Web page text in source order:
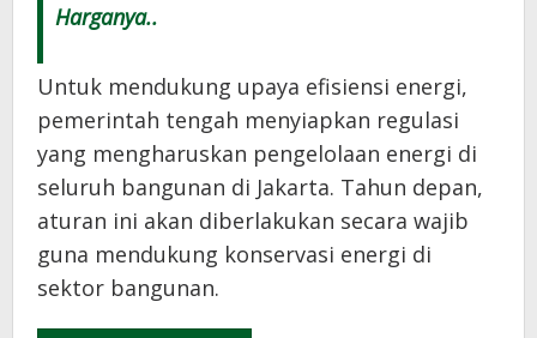
Harganya..
Untuk mendukung upaya efisiensi energi,
pemerintah tengah menyiapkan regulasi
yang mengharuskan pengelolaan energi di
seluruh bangunan di Jakarta. Tahun depan,
aturan ini akan diberlakukan secara wajib
guna mendukung konservasi energi di
sektor bangunan.